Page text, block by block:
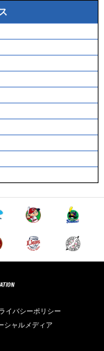
イバシーポリシー
シャルメディア